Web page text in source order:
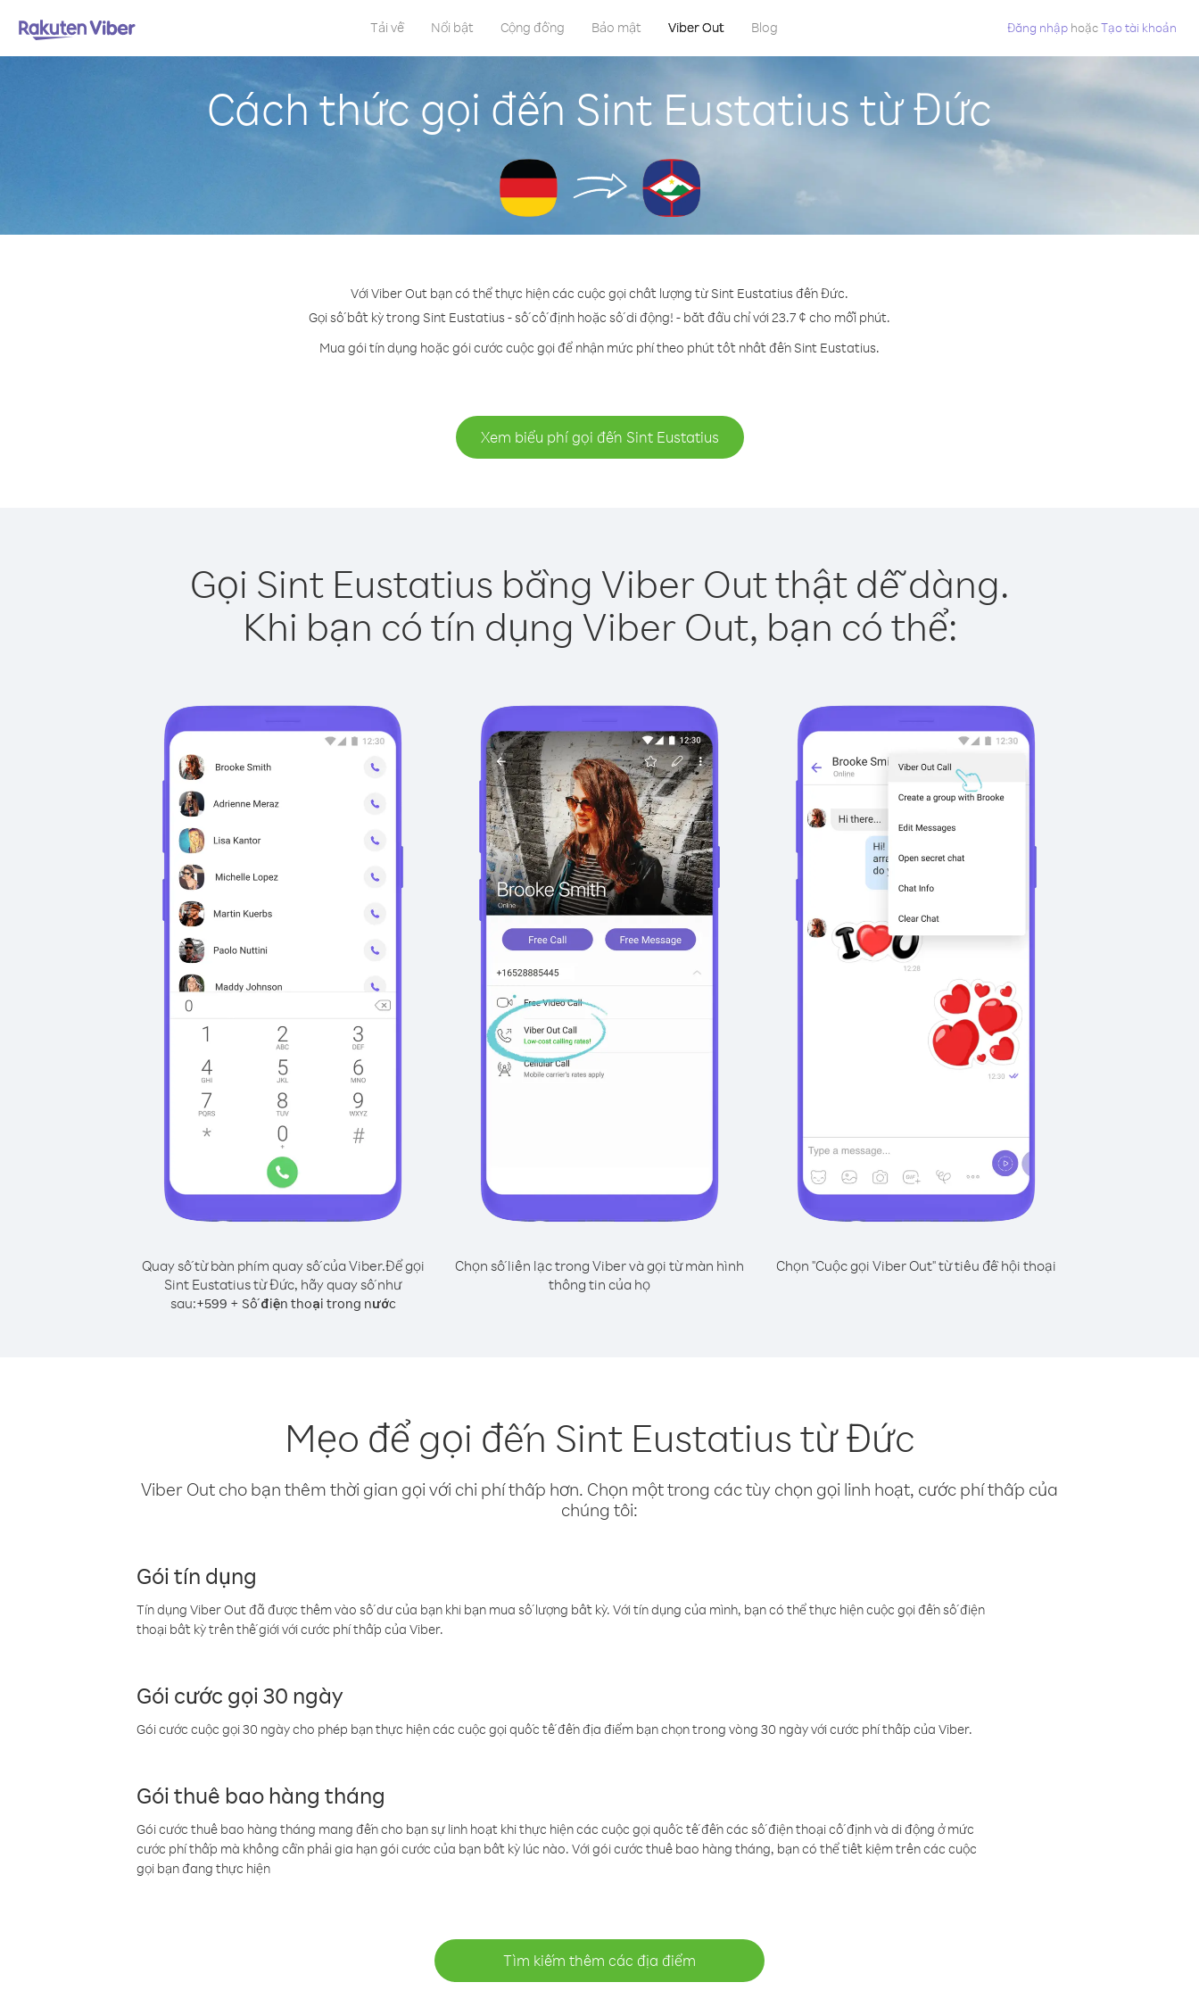
Tải về Nổi bật Cộng đồng Bảo mật Viber Out Blog Đăng nhập hoặcTạo tài khoản
Cách thức gọi đến Sint Eustatius từ Đức
Với Viber Out bạn có thể thực hiện các cuộc gọi chất lượng từ Sint Eustatius đến Đức.
Gọi số bất kỳ trong Sint Eustatius - số cố định hoặc số di động! - bắt đầu chỉ với 23.7 ¢ cho mỗi phút.
Mua gói tín dụng hoặc gói cước cuộc gọi để nhận mức phí theo phút tốt nhất đến Sint Eustatius.
Xem biểu phí gọi đến Sint Eustatius
Gọi Sint Eustatius bằng Viber Out thật dễ dàng.
Khi bạn có tín dụng Viber Out, bạn có thể:
Quay số từ bàn phím quay số của Viber.Để gọi
Sint Eustatius từ Đức, hãy quay số như
sau:+599 + Số điện thoại trong nước
Chọn số liên lạc trong Viber và gọi từ màn hình
thông tin của họ
Chọn "Cuộc gọi Viber Out" từ tiêu đề hội thoại
Mẹo để gọi đến Sint Eustatius từ Đức
Viber Out cho bạn thêm thời gian gọi với chi phí thấp hơn. Chọn một trong các tùy chọn gọi linh hoạt, cước phí thấp của
chúng tôi:
Gói tín dụng
Tín dụng Viber Out đã được thêm vào số dư của bạn khi bạn mua số lượng bất kỳ. Với tín dụng của mình, bạn có thể thực hiện cuộc gọi đến số điện
thoại bất kỳ trên thế giới với cước phí thấp của Viber.
Gói cước gọi 30 ngày
Gói cước cuộc gọi 30 ngày cho phép bạn thực hiện các cuộc gọi quốc tế đến địa điểm bạn chọn trong vòng 30 ngày với cước phí thấp của Viber.
Gói thuê bao hàng tháng
Gói cước thuê bao hàng tháng mang đến cho bạn sự linh hoạt khi thực hiện các cuộc gọi quốc tế đến các số điện thoại cố định và di động ở mức
cước phí thấp mà không cần phải gia hạn gói cước của bạn bất kỳ lúc nào. Với gói cước thuê bao hàng tháng, bạn có thể tiết kiệm trên các cuộc
gọi bạn đang thực hiện
Tìm kiếm thêm các địa điểm